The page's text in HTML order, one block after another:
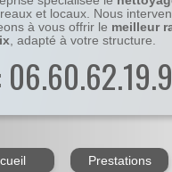
et locaux. Nous
à vous offrir le meilleur
, adapté à votre structure.
Prestations